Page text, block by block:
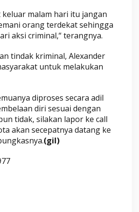
keluar malam hari itu jangan
orang terdekat sehingga
aksi criminal,“ terangnya.
tindak kriminal, Alexander
untuk melakukan
diproses secara adil
diri sesuai dengan
tidak, silakan lapor ke call
akan secepatnya datang ke
(gil)